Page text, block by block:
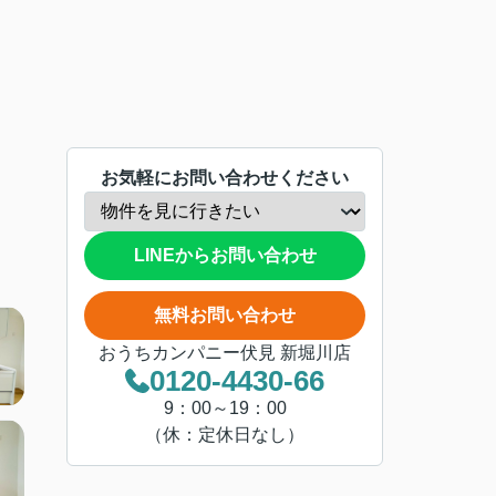
お気軽にお問い合わせください
LINEからお問い合わせ
無料お問い合わせ
おうちカンパニー伏見 新堀川店
0120-4430-66
9：00～19：00
（休：定休日なし）